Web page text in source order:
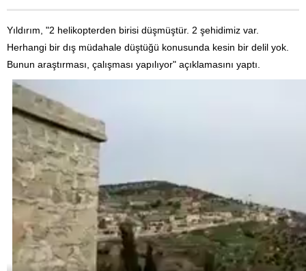
Yıldırım, "2 helikopterden birisi düşmüştür. 2 şehidimiz var.
Herhangi bir dış müdahale düştüğü konusunda kesin bir delil yok.
Bunun araştırması, çalışması yapılıyor" açıklamasını yaptı.